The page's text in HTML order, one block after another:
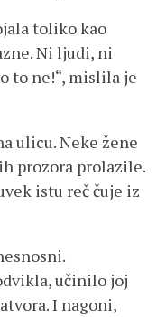
toliko kao
Ni ljudi, ni
to ne!“, mislila je
ulicu. Neke žene
prozora prolazile.
istu reč čuje iz
učinilo joj
I nagoni,